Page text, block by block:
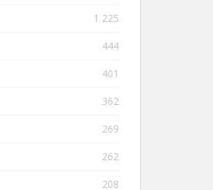
1 225
444
401
362
269
262
208